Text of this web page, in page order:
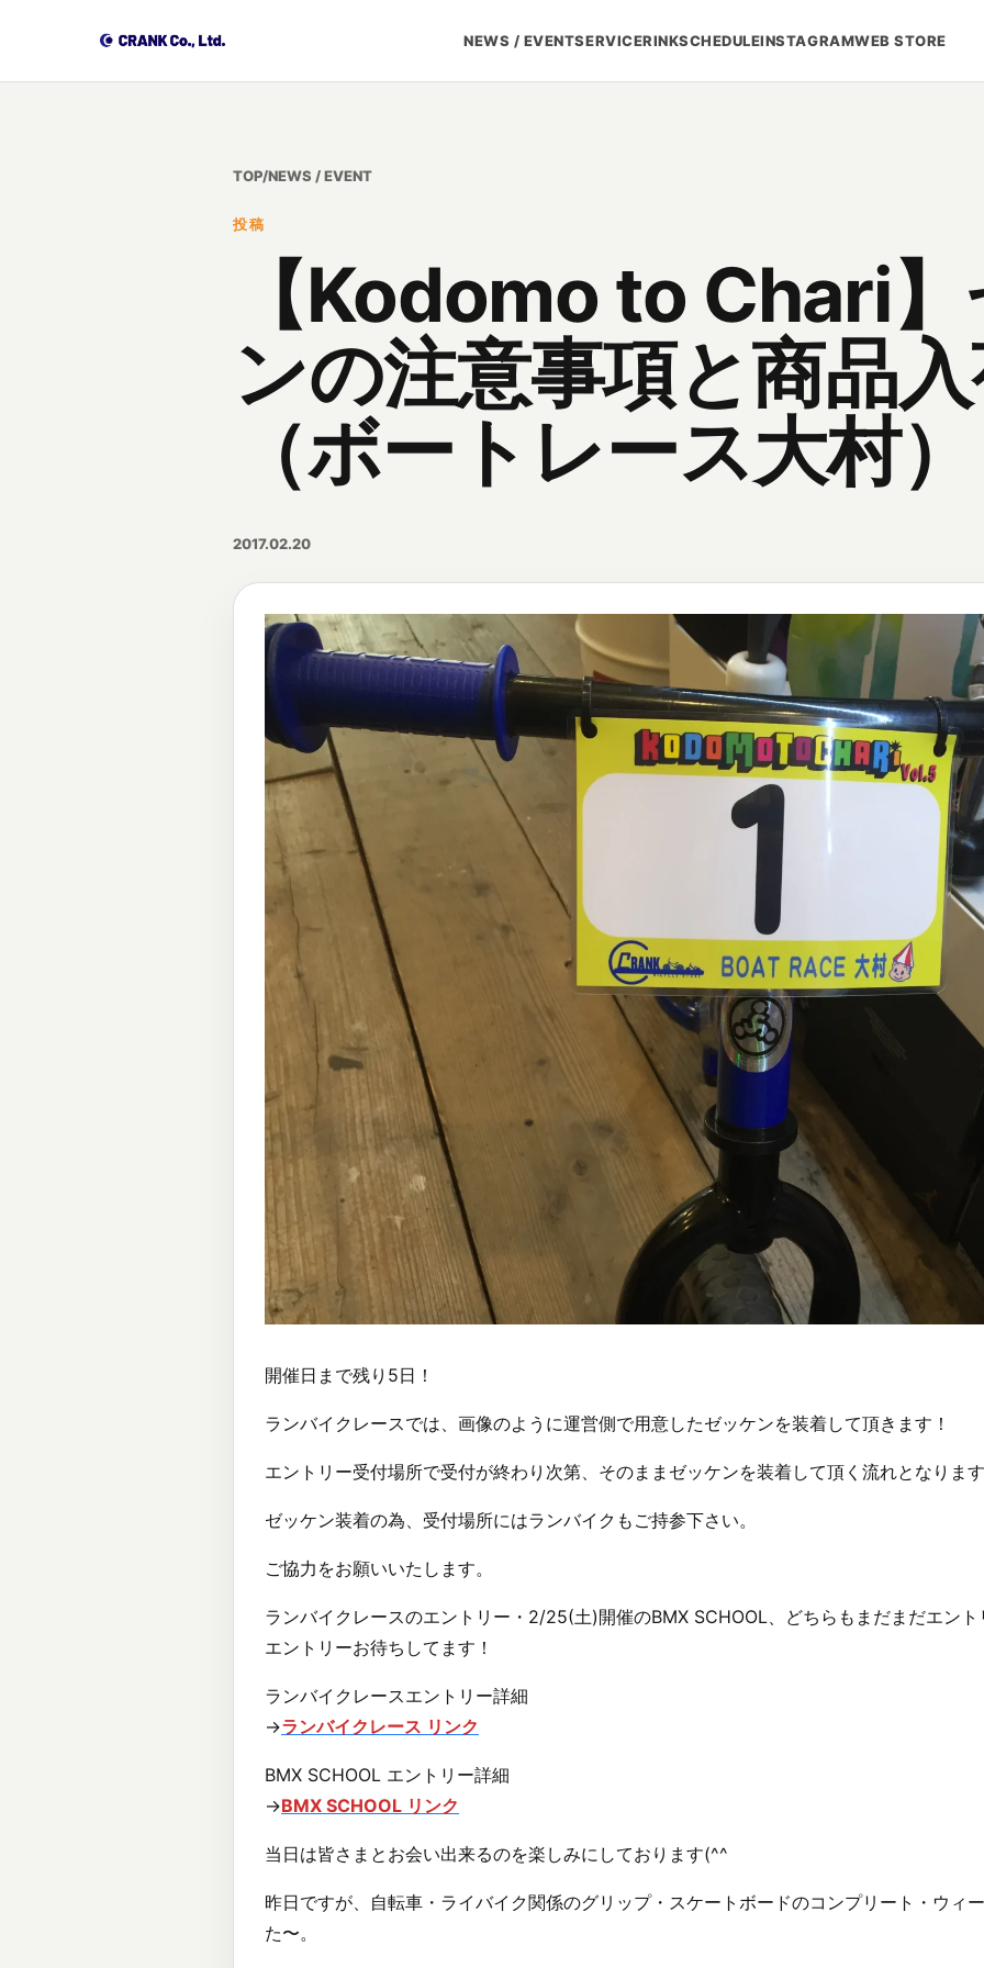
NEWS / EVENTSERVICERINKSCHEDULEINSTAGRAMWEB STORE
TOP/NEWS / EVENT
投稿
【Kodomo to Chari
ンの注意事項と商品
（ボートレース大村）
2017.02.20
開催日まで残り5日！
ランバイクレースでは、画像のように運営側で用意したゼッケンを装着して頂きます！
エントリー受付場所で受付が終わり次第、そのままゼッケンを装着して頂く流れとなりま
ゼッケン装着の為、受付場所にはランバイクもご持参下さい。
ご協力をお願いいたします。
ランバイクレースのエントリー・2/25(土)開催のBMX SCHOOL、どちらもまだまだエン
エントリーお待ちしてます！
ランバイクレースエントリー詳細
→ランバイクレース リンク
BMX SCHOOL エントリー詳細
→BMX SCHOOL リンク
当日は皆さまとお会い出来るのを楽しみにしております(^^
昨日ですが、自転車・ライバイク関係のグリップ・スケートボードのコンプリート・ウィ
た〜。